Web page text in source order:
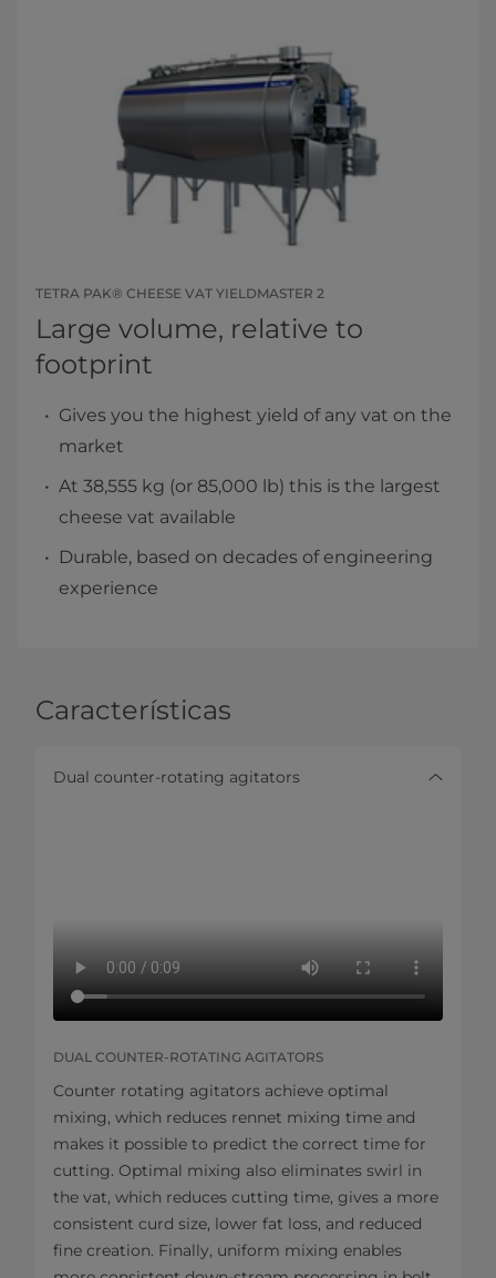
TETRA PAK® CHEESE VAT YIELDMASTER 2
Large volume, relative to
footprint
Gives you the highest yield of any vat on the
market
At 38,555 kg (or 85,000 lb) this is the largest
cheese vat available
Durable, based on decades of engineering
experience
Características
Dual counter-rotating agitators
DUAL COUNTER-ROTATING AGITATORS
Counter rotating agitators achieve optimal
mixing, which reduces rennet mixing time and
makes it possible to predict the correct time for
cutting. Optimal mixing also eliminates swirl in
the vat, which reduces cutting time, gives a more
consistent curd size, lower fat loss, and reduced
fine creation. Finally, uniform mixing enables